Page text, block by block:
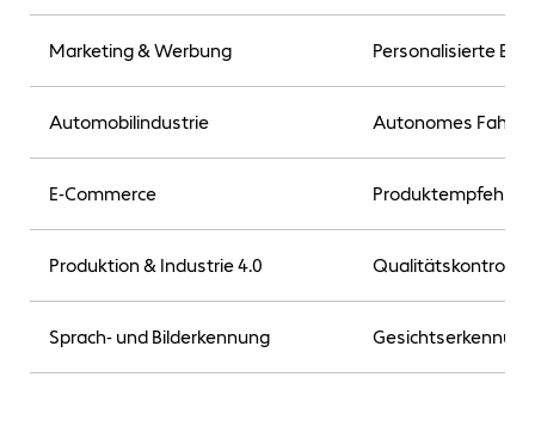
Marketing & Werbung Personalisierte
Automobilindustrie Autonomes
E-Commerce
Produktion & Industrie 4.0 Qualitätskontrolle,
Sprach- und Bilderkennung